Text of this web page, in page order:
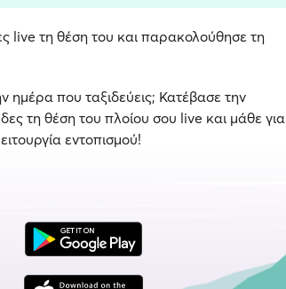
live τη θέση του και παρακολούθησε τη
ημέρα που ταξιδεύεις; Κατέβασε την
τη θέση του πλοίου σου live και μάθε για
εντοπισμού!